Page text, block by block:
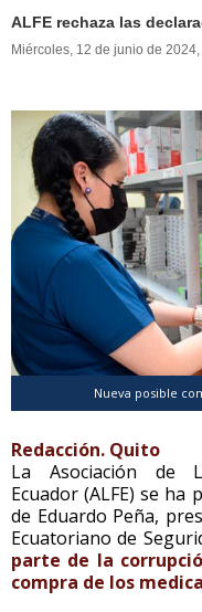
ALFE rechaza las
Miércoles, 12 de junio de 2024,
Nueva posible
Redacción. Quito
La Asociación de
Ecuador (ALFE) se ha
de Eduardo Peña,
Ecuatoriano de
parte de la
compra de los